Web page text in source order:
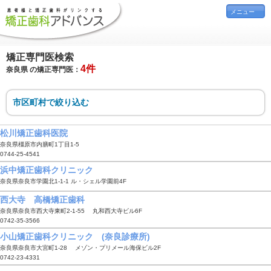
メニュー
矯正専門医検索
奈良県 の矯正専門医： 4件
市区町村で絞り込む
松川矯正歯科医院
奈良県橿原市内膳町1丁目1-5
0744-25-4541
浜中矯正歯科クリニック
奈良県奈良市学園北1-1-1 ル・シェル学園前4F
西大寺 高橋矯正歯科
奈良県奈良市西大寺東町2-1-55 丸和西大寺ビル6F
0742-35-3566
小山矯正歯科クリニック (奈良診療所)
奈良県奈良市大宮町1-28 メゾン・プリメール海保ビル2F
0742-23-4331